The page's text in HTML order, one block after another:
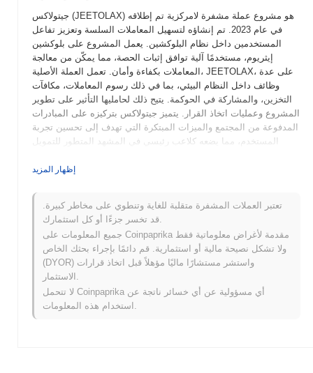
جيتولاكس (JEETOLAX) هو مشروع عملة مشفرة لامركزية تم إطلاقه
في عام 2023. تم إنشاؤه لتسهيل المعاملات السلسة وتعزيز تفاعل
المستخدمين داخل نظام البلوكشين. يعمل المشروع على بلوكشين
إيثريوم، مستخدمًا آلية توافق إثبات الحصة، مما يمكّن من معالجة
المعاملات بكفاءة وأمان. تعمل العملة الأصلية، JEETOLAX، على عدة
وظائف داخل النظام البيئي، بما في ذلك رسوم المعاملات، مكافآت
التخزين، والمشاركة في الحوكمة. يتيح ذلك لحامليها التأثير على تطوير
المشروع وعمليات اتخاذ القرار. يتميز جيتولاكس بتركيزه على المبادرات
المدفوعة من المجتمع والميزات المبتكرة التي تهدف إلى تحسين تجربة
المستخدم، مما يضعه كلاعب رئيسي في المشهد المتطور للتمويل
متى وكيف بدأ جيتولاكس؟
نشأ جيتولاكس في مارس 2021 عندما أصدرت الفريق المؤسس ورقة
بيضاء، توضح رؤية المشروع وإطاره الفني. أطلق المشروع شبكة
الاختبار الخاصة به في يونيو 2021، مما سمح للمطورين والمستخدمين
الأوائل بالتفاعل مع المنصة وتقديم الملاحظات. بعد اختبارات ناجحة،
انتقل جيتولاكس إلى إطلاق الشبكة الرئيسية في سبتمبر 2021، مما
يمثل دخوله الرسمي إلى السوق. ركزت التطورات المبكرة على إنشاء
نظام بيئي قوي يسهل تطبيقات التمويل اللامركزي (DeFi) ويعزز تجربة
المستخدم. حدث التوزيع الأولي لرموز جيتولاكس من خلال نموذج إطلاق
إظهار المزيد
تعتبر العملات المشفرة متقلبة للغاية وتنطوي على مخاطر كبيرة.
قد تخسر جزءًا أو كل استثمارك.
جميع المعلومات على Coinpaprika مقدمة لأغراض معلوماتية فقط
ولا تشكل نصيحة مالية أو استثمارية. قم دائمًا بإجراء بحثك الخاص
(DYOR) واستشر مستشارًا ماليًا مؤهلاً قبل اتخاذ قرارات
لا تتحمل Coinpaprika أي مسؤولية عن أي خسائر ناتجة عن